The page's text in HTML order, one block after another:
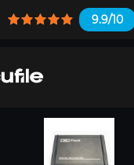
9.9/10